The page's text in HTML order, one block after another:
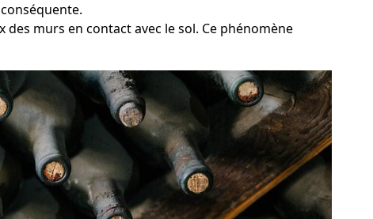
murs en contact avec le sol. Ce phénomène